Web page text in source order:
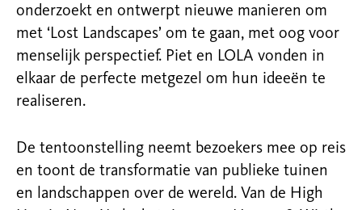
onderzoekt en ontwerpt nieuwe manieren om
met ‘Lost Landscapes’ om te gaan, met oog voor
menselijk perspectief. Piet en LOLA vonden in
elkaar de perfecte metgezel om hun ideeën te
realiseren.
De tentoonstelling neemt bezoekers mee op reis
en toont de transformatie van publieke tuinen
en landschappen over de wereld. Van de High